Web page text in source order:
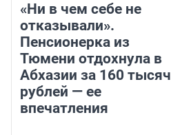
«Ни в чем себе не
отказывали».
Пенсионерка из
Тюмени отдохнула в
Абхазии за 160 тысяч
рублей — ее
впечатления